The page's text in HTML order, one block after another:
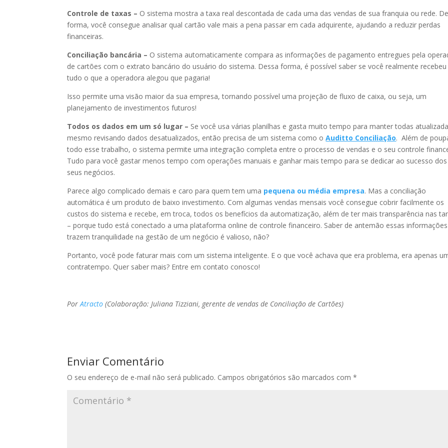
Controle de taxas – O sistema mostra a taxa real descontada de cada uma das vendas de sua franquia ou rede.
forma, você consegue analisar qual cartão vale mais a pena passar em cada adquirente, ajudando a reduzir perdas
financeiras.
Conciliação bancária – O sistema automaticamente compara as informações de pagamento entregues pela
de cartões com o extrato bancário do usuário do sistema. Dessa forma, é possível saber se você realmente recebeu
tudo o que a operadora alegou que pagaria!
Isso permite uma visão maior da sua empresa, tornando possível uma projeção de fluxo de caixa, ou seja, um
planejamento de investimentos futuros!
Todos os dados em um só lugar – Se você usa várias planilhas e gasta muito tempo para manter todas
mesmo revisando dados desatualizados, então precisa de um sistema como oAuditto Conciliação. Além de
todo esse trabalho, o sistema permite uma integração completa entre o processo de vendas e o seu controle
Tudo para você gastar menos tempo com operações manuais e ganhar mais tempo para se dedicar ao sucesso dos
seus negócios.
Parece algo complicado demais e caro para quem tem uma pequena ou média empresa. Mas a conciliação
automática é um produto de baixo investimento. Com algumas vendas mensais você consegue cobrir facilmente os
custos do sistema e recebe, em troca, todos os benefícios da automatização, além de ter mais transparência nas
– porque tudo está conectado a uma plataforma online de controle financeiro. Saber de antemão essas
trazem tranquilidade na gestão de um negócio é valioso, não?
Portanto, você pode faturar mais com um sistema inteligente. E o que você achava que era problema, era apenas
contratempo. Quer saber mais? Entre em contato conosco!
PorAtracto (Colaboração: Juliana Tizziani, gerente de vendas de Conciliação de Cartões)
Enviar Comentário
O seu endereço de e-mail não será publicado. Campos obrigatórios são marcados com*